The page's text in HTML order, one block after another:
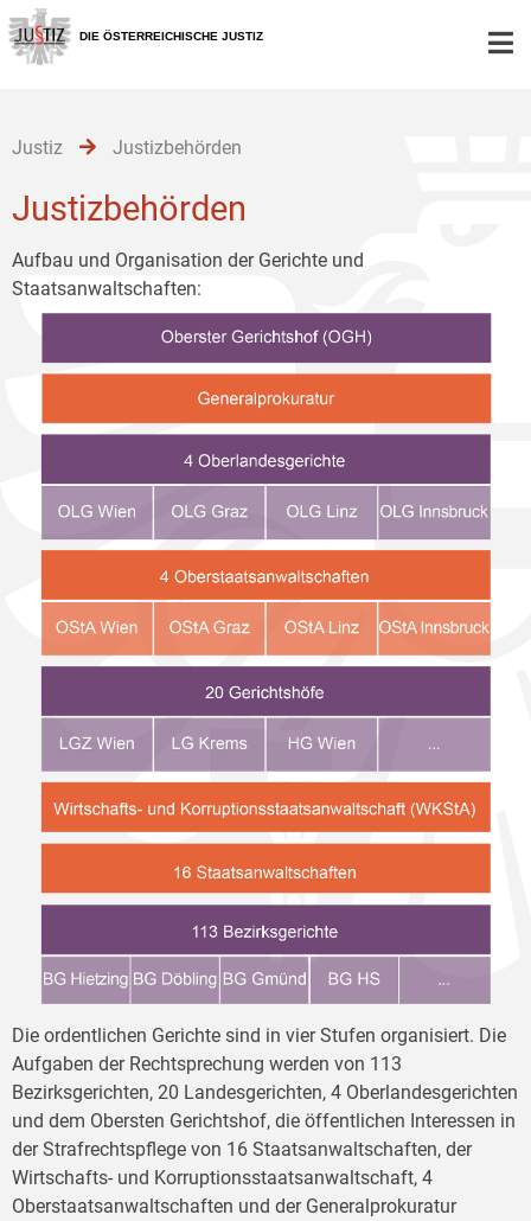
Zur
Hauptnavigation
[1]
Zum
Inhalt
[2]
Zum
Untermenü
[3]
DIE ÖSTERREICHISCHE JUSTIZ
Justiz Justizbehörden
Justizbehörden
Aufbau und Organisation der Gerichte und
Staatsanwaltschaften:
Die ordentlichen Gerichte sind in vier Stufen organisiert. Die
Aufgaben der Rechtsprechung werden von 113
Bezirksgerichten, 20 Landesgerichten, 4 Oberlandesgerichten
und dem Obersten Gerichtshof, die öffentlichen Interessen in
der Strafrechtspflege von 16 Staatsanwaltschaften, der
Wirtschafts- und Korruptionsstaatsanwaltschaft, 4
Oberstaatsanwaltschaften und der Generalprokuratur